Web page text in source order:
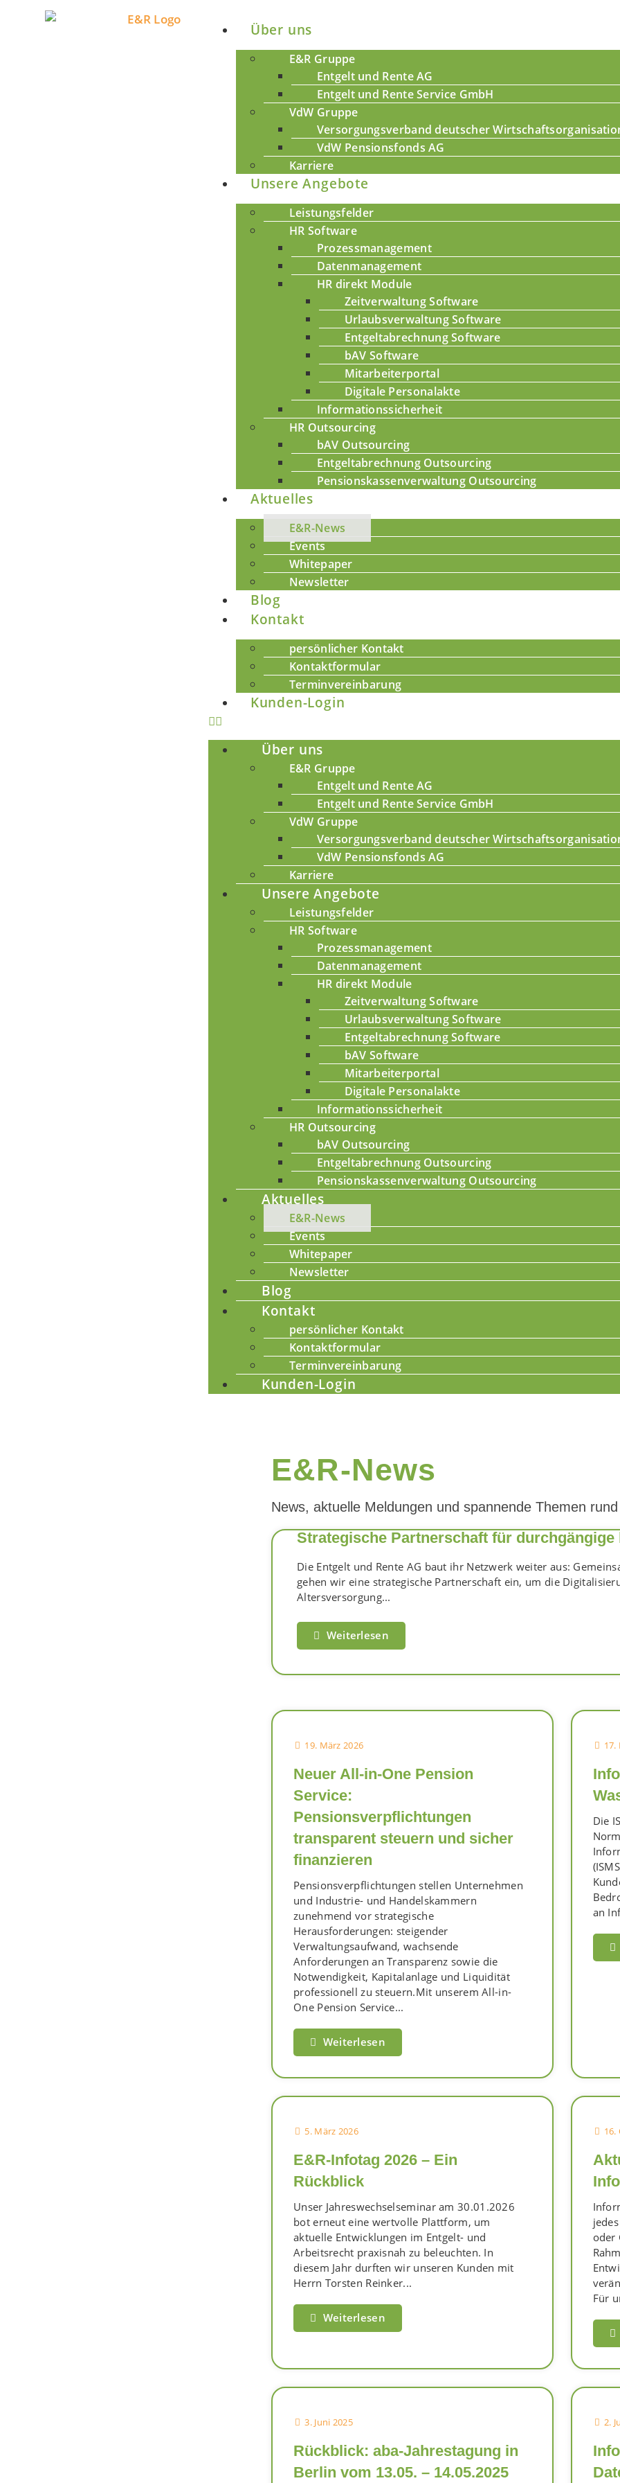
Über uns
E&R Gruppe
Entgelt und Rente AG
Entgelt und Rente Service GmbH
VdW Gruppe
Versorgungsverband deutscher
VdW Pensionsfonds AG
Karriere
Unsere Angebote
Leistungsfelder
HR Software
Prozessmanagement
Datenmanagement
HR direkt Module
Zeitverwaltung Software
Urlaubsverwaltung Software
Entgeltabrechnung Software
bAV Software
Mitarbeiterportal
Digitale Personalakte
Informationssicherheit
HR Outsourcing
bAV Outsourcing
Entgeltabrechnung Outsourcing
Pensionskassenverwaltung Outsourcing
Aktuelles
E&R-News
Events
Whitepaper
Newsletter
Blog
Kontakt
persönlicher Kontakt
Kontaktformular
Terminvereinbarung
Kunden-Login
Über uns
E&R Gruppe
Entgelt und Rente AG
Entgelt und Rente Service GmbH
VdW Gruppe
Versorgungsverband deutscher
VdW Pensionsfonds AG
Karriere
Unsere Angebote
Leistungsfelder
HR Software
Prozessmanagement
Datenmanagement
HR direkt Module
Zeitverwaltung Software
Urlaubsverwaltung Software
Entgeltabrechnung Software
bAV Software
Mitarbeiterportal
Digitale Personalakte
Informationssicherheit
HR Outsourcing
bAV Outsourcing
Entgeltabrechnung Outsourcing
Pensionskassenverwaltung Outsourcing
Aktuelles
E&R-News
Events
Whitepaper
Newsletter
Blog
Kontakt
persönlicher Kontakt
Kontaktformular
Terminvereinbarung
Kunden-Login
E&R-News
News, aktuelle Meldungen und spannende Themen
9. April 2026
Strategische Partnerschaft für durchgängige
Die Entgelt und Rente AG baut ihr Netzwerk weiter aus:
gehen wir eine strategische Partnerschaft ein, um die
Altersversorgung...
Weiterlesen
19. März 2026
Neuer All-in-One Pension
Service:
Pensionsverpflichtungen
transparent steuern und sicher
finanzieren
Pensionsverpflichtungen stellen Unternehmen
und Industrie- und Handelskammern
zunehmend vor strategische
Herausforderungen: steigender
Verwaltungsaufwand, wachsende
Anforderungen an Transparenz sowie die
Notwendigkeit, Kapitalanlage und Liquidität
professionell zu steuern.Mit unserem All-in-
One Pension Service...
Weiterlesen
17.
Die
an
5. März 2026
E&R-Infotag 2026 – Ein
Rückblick
Unser Jahreswechselseminar am 30.01.2026
bot erneut eine wertvolle Plattform, um
aktuelle Entwicklungen im Entgelt- und
Arbeitsrecht praxisnah zu beleuchten. In
diesem Jahr durften wir unseren Kunden mit
Herrn Torsten Reinker...
Weiterlesen
16.
oder
Für
3. Juni 2025
Rückblick: aba-Jahrestagung in
Berlin vom 13.05. – 14.05.2025
2.